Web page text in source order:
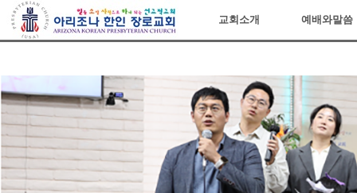
아리조나장로교회
교회소개 예배와말씀